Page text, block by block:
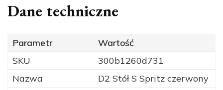
Dane techniczne
Parametr
Wartość
SKU
300b1260d731
Nazwa
D2 Stół S Spritz czerwony